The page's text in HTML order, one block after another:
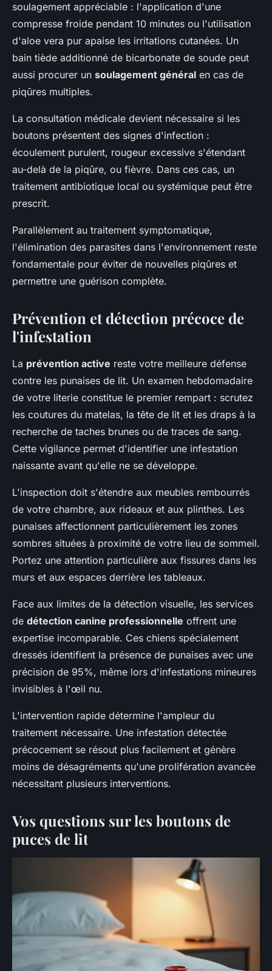
soulagement appréciable : l'application d'une
compresse froide pendant 10 minutes ou l'utilisation
d'aloe vera pur apaise les irritations cutanées. Un
bain tiède additionné de bicarbonate de soude peut
aussi procurer un soulagement général en cas de
piqûres multiples.
La consultation médicale devient nécessaire si les
boutons présentent des signes d'infection :
écoulement purulent, rougeur excessive s'étendant
au-delà de la piqûre, ou fièvre. Dans ces cas, un
traitement antibiotique local ou systémique peut être
prescrit.
Parallèlement au traitement symptomatique,
l'élimination des parasites dans l'environnement reste
fondamentale pour éviter de nouvelles piqûres et
permettre une guérison complète.
Prévention et détection précoce de
l'infestation
La prévention active reste votre meilleure défense
contre les punaises de lit. Un examen hebdomadaire
de votre literie constitue le premier rempart : scrutez
les coutures du matelas, la tête de lit et les draps à la
recherche de taches brunes ou de traces de sang.
Cette vigilance permet d'identifier une infestation
naissante avant qu'elle ne se développe.
L'inspection doit s'étendre aux meubles rembourrés
de votre chambre, aux rideaux et aux plinthes. Les
punaises affectionnent particulièrement les zones
sombres situées à proximité de votre lieu de sommeil.
Portez une attention particulière aux fissures dans les
murs et aux espaces derrière les tableaux.
Face aux limites de la détection visuelle, les services
de détection canine professionnelle offrent une
expertise incomparable. Ces chiens spécialement
dressés identifient la présence de punaises avec une
précision de 95%, même lors d'infestations mineures
invisibles à l'œil nu.
L'intervention rapide détermine l'ampleur du
traitement nécessaire. Une infestation détectée
précocement se résout plus facilement et génère
moins de désagréments qu'une prolifération avancée
nécessitant plusieurs interventions.
Vos questions sur les boutons de
puces de lit